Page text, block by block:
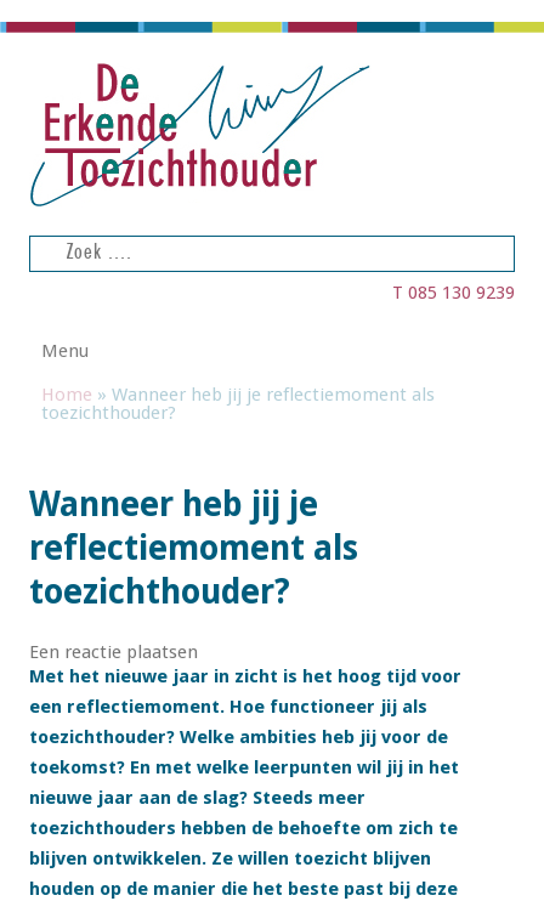
Zoeken
naar:
T 085 130 9239
Menu
Home » Wanneer heb jij je reflectiemoment als
toezichthouder?
Wanneer heb jij je
reflectiemoment als
toezichthouder?
Een reactie plaatsen
Met het nieuwe jaar in zicht is het hoog tijd voor
een reflectiemoment. Hoe functioneer jij als
toezichthouder? Welke ambities heb jij voor de
toekomst? En met welke leerpunten wil jij in het
nieuwe jaar aan de slag? Steeds meer
toezichthouders hebben de behoefte om zich te
blijven ontwikkelen. Ze willen toezicht blijven
houden op de manier die het beste past bij deze